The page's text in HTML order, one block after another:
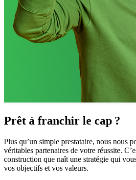
Prêt à franchir le cap ?
Plus qu’un simple prestataire, nous nous
véritables partenaires de votre réussite.
construction que naît une stratégie qui
vos objectifs et vos valeurs.